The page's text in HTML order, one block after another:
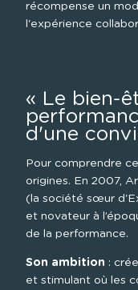
récompense un
l'expérience
« Le bien-
d'une
Pour comprendre
origines. En 2007,
(la société sœur
et novateur à
de la performance.
Son ambition :
et stimulant où les